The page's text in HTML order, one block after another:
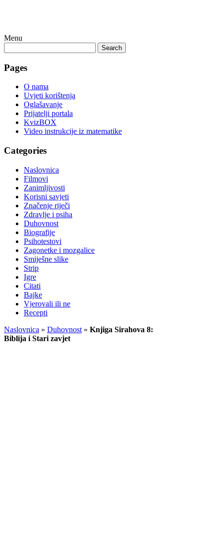
Menu
Search
Pages
O nama
Uvjeti korištenja
Oglašavanje
Prijatelji portala
KvizBOX
Video instrukcije iz matematike
Categories
Naslovnica
Filmovi
Zanimljivosti
Korisni savjeti
Značenje riječi
Zdravlje i psiha
Duhovnost
Biografije
Psihotestovi
Zagonetke i mozgalice
Smiješne slike
Strip
Igre
Citati
Bajke
Vjerovali ili ne
Recepti
Naslovnica » Duhovnost » Knjiga Sirahova 8:
Biblija i Stari zavjet